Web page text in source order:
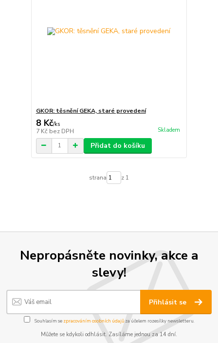
GKOR: těsnění GEKA, staré provedení
8 Kč/ks
7 Kč bez DPH Skladem
Přidat do košíku
strana z 1
Nepropásněte novinky, akce a
slevy!
Přihlásit se
Souhlasím se zpracováním osobních údajůza účelem rozesílky newsletteru.
Můžete se kdykoli odhlásit. Zasíláme jednou za 14 dní.